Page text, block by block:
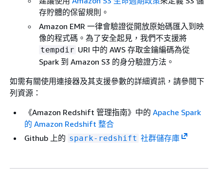
存貯體的保留規則。
Amazon EMR 一律會驗證從開放原始碼匯入到映
像的程式碼。為了安全起見，我們不支援將
tempdir URI 中的 AWS 存取金鑰編碼為從
Spark 到 Amazon S3 的身分驗證方法。
如需有關使用連接器及其支援參數的詳細資訊，請參閱下
列資源：
《Amazon Redshift 管理指南》 中的 Apache Spark
的 Amazon Redshift 整合
Github 上的 spark-redshift 社群儲存庫